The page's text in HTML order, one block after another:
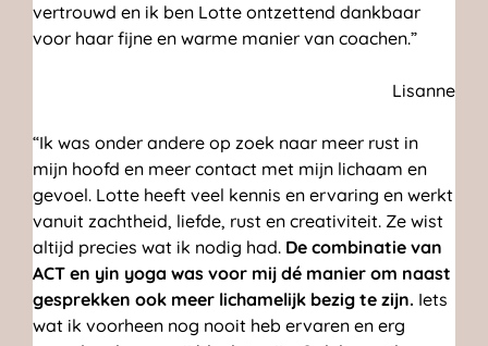
vertrouwd en ik ben Lotte ontzettend dankbaar
voor haar fijne en warme manier van coachen.”
Lisanne
“Ik was onder andere op zoek naar meer rust in
mijn hoofd en meer contact met mijn lichaam en
gevoel. Lotte heeft veel kennis en ervaring en werkt
vanuit zachtheid, liefde, rust en creativiteit. Ze wist
altijd precies wat ik nodig had. De combinatie van
ACT en yin yoga was voor mij dé manier om naast
gesprekken ook meer lichamelijk bezig te zijn. Iets
wat ik voorheen nog nooit heb ervaren en erg